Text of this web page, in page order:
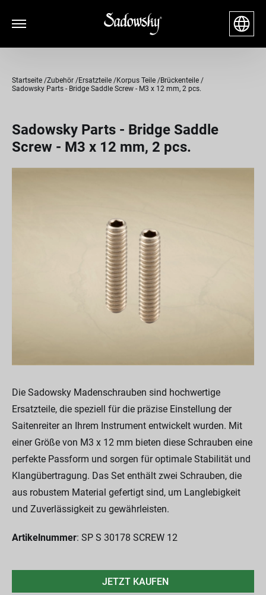
Startseite Zubehör Ersatzteile Korpus Teile
Brückenteile
Sadowsky Parts - Bridge Saddle Screw - M3 x 12 mm, 2 pcs.
Sadowsky Parts - Bridge Saddle
Screw - M3 x 12 mm, 2 pcs.
Die Sadowsky Madenschrauben sind hochwertige
Ersatzteile, die speziell für die präzise Einstellung der
Saitenreiter an Ihrem Instrument entwickelt wurden. Mit
einer Größe von M3 x 12 mm bieten diese Schrauben eine
perfekte Passform und sorgen für optimale Stabilität und
Klangübertragung. Das Set enthält zwei Schrauben, die
aus robustem Material gefertigt sind, um Langlebigkeit
und Zuverlässigkeit zu gewährleisten.
Artikelnummer: SP S 30178 SCREW 12
JETZT KAUFEN